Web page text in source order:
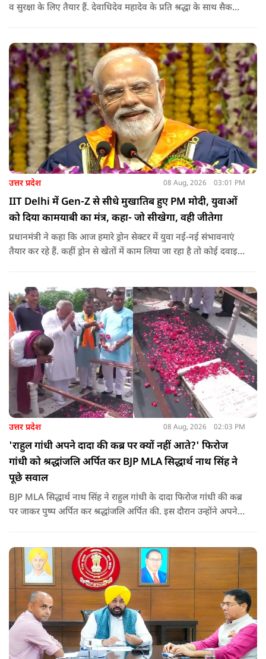
व सुरक्षा के लिए तैयार हैं. देवाधिदेव महादेव के प्रति श्रद्धा के साथ सैकड़ों
पात, क्षेत्र व प्रांत की सीमाओं से ऊपर उठकर उनकी हर श्वांस शिव के नाम
है.
उत्तर प्रदेश 08 Aug, 2026 03:01 PM
IIT Delhi में Gen-Z से सीधे मुखातिब हुए PM मोदी, युवाओं
को दिया कामयाबी का मंत्र, कहा- जो सीखेगा, वही जीतेगा
प्रधानमंत्री ने कहा कि आज हमारे ड्रोन सेक्टर में युवा नई-नई संभावनाएं
तैयार कर रहे हैं. कहीं ड्रोन से खेतों में काम लिया जा रहा है तो कोई दवाइयां
उत्तर प्रदेश 08 Aug, 2026 02:03 PM
'राहुल गांधी अपने दादा की कब्र पर क्यों नहीं आते?' फिरोज
गांधी को श्रद्धांजलि अर्पित कर BJP MLA सिद्धार्थ नाथ सिंह ने
पूछे सवाल
BJP MLA सिद्धार्थ नाथ सिंह ने राहुल गांधी के दादा फिरोज गांधी की कब्र
पर जाकर पुष्प अर्पित कर श्रद्धांजलि अर्पित की. इस दौरान उन्होंने अपने
कि वह भविष्य में क्या करें.